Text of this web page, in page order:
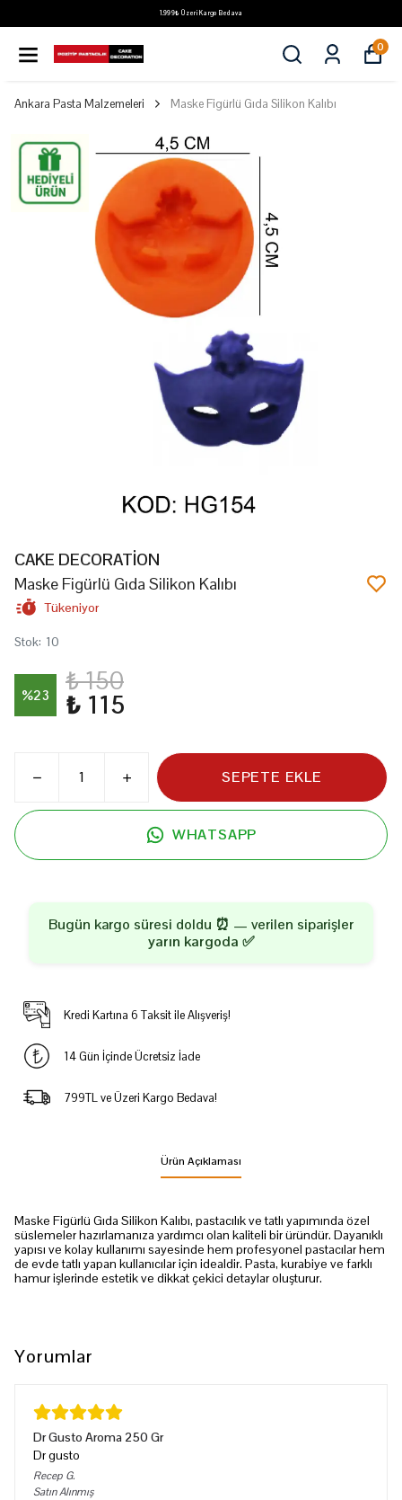
1.999₺ Üzeri Kargo Bedava
0
Ankara Pasta Malzemeleri Maske Figürlü Gıda Silikon Kalıbı
CAKE DECORATİON
Maske Figürlü Gıda Silikon Kalıbı
Tükeniyor
Stok: 10
%23 ₺ 150
₺ 115
SEPETE EKLE
WHATSAPP
Bugün kargo süresi doldu ⏰ — verilen siparişler
yarın kargoda ✅
Kredi Kartına 6 Taksit ile Alışveriş!
14 Gün İçinde Ücretsiz İade
799TL ve Üzeri Kargo Bedava!
Ürün Açıklaması
Maske Figürlü Gıda Silikon Kalıbı, pastacılık ve tatlı yapımında özel
süslemeler hazırlamanıza yardımcı olan kaliteli bir üründür. Dayanıklı
yapısı ve kolay kullanımı sayesinde hem profesyonel pastacılar hem
de evde tatlı yapan kullanıcılar için idealdir. Pasta, kurabiye ve farklı
hamur işlerinde estetik ve dikkat çekici detaylar oluşturur.
Yorumlar
Dr Gusto Aroma 250 Gr
Dr gusto
Recep G.
Satın Alınmış